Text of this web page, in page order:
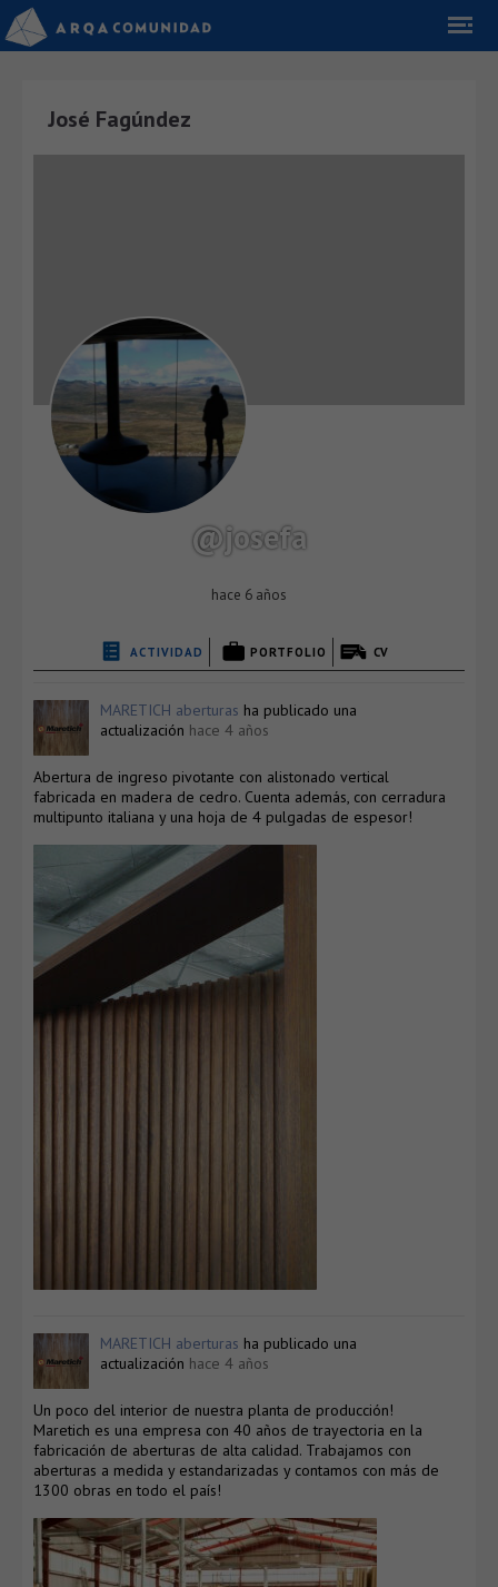
José Fagúndez
@josefa
hace 6 años
ACTIVIDAD PORTFOLIO CV
MARETICH aberturas ha publicado una
actualización hace 4 años
Abertura de ingreso pivotante con alistonado vertical
fabricada en madera de cedro. Cuenta además, con cerradura
multipunto italiana y una hoja de 4 pulgadas de espesor!
MARETICH aberturas ha publicado una
actualización hace 4 años
Un poco del interior de nuestra planta de producción!
Maretich es una empresa con 40 años de trayectoria en la
fabricación de aberturas de alta calidad. Trabajamos con
aberturas a medida y estandarizadas y contamos con más de
1300 obras en todo el país!